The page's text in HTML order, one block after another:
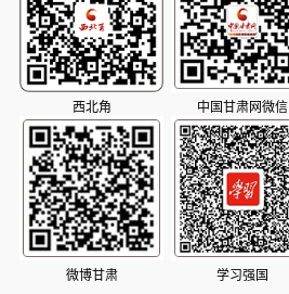
西北角 中国甘肃网微信
微博甘肃 学习强国